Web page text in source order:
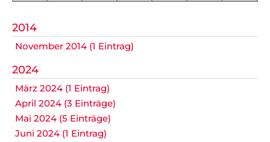
2014
November 2014 (1 Eintrag)
2024
März 2024 (1 Eintrag)
April 2024 (3 Einträge)
Mai 2024 (5 Einträge)
Juni 2024 (1 Eintrag)